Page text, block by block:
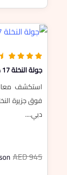
جولة النخلة 17 دقيقة بالهليكوبتر في دبي
استكشف
دبي....
AED 945